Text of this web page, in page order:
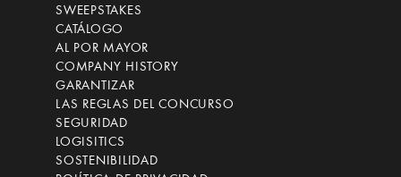
SWEEPSTAKES
CATÁLOGO
AL POR MAYOR
COMPANY HISTORY
GARANTIZAR
LAS REGLAS DEL CONCURSO
SEGURIDAD
LOGISITICS
SOSTENIBILIDAD